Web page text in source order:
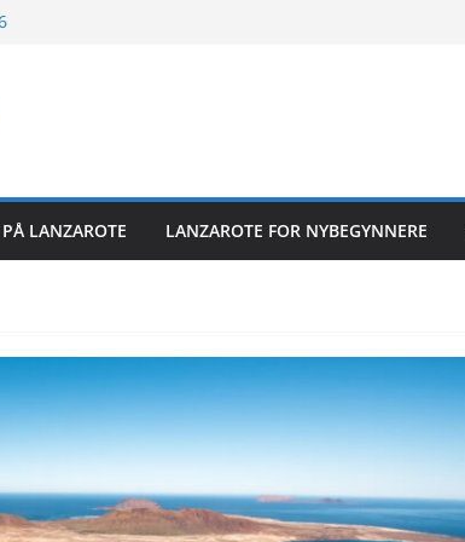
LANZAROTE LANZAROTE FOR NYBEGYNNERE